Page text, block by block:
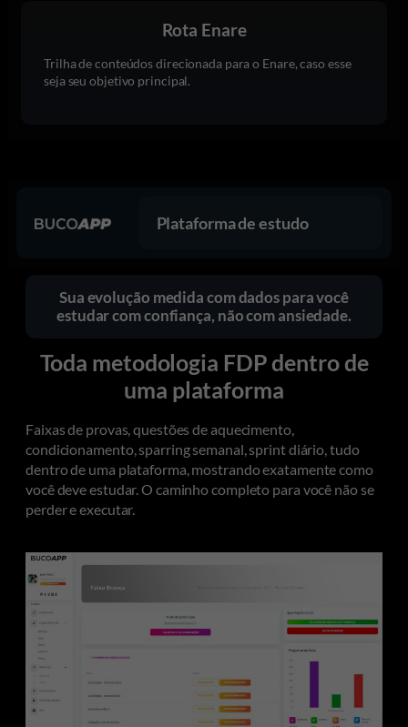
Rota Enare
Trilha de conteúdos direcionada para o Enare, caso esse
seja seu objetivo principal.
Plataforma de estudo
Sua evolução medida com dados para você
estudar com confiança, não com ansiedade.
Toda metodologia FDP dentro de
uma plataforma
Faixas de provas, questões de aquecimento,
condicionamento, sparring semanal, sprint diário, tudo
dentro de uma plataforma, mostrando exatamente como
você deve estudar. O caminho completo para você não se
perder e executar.